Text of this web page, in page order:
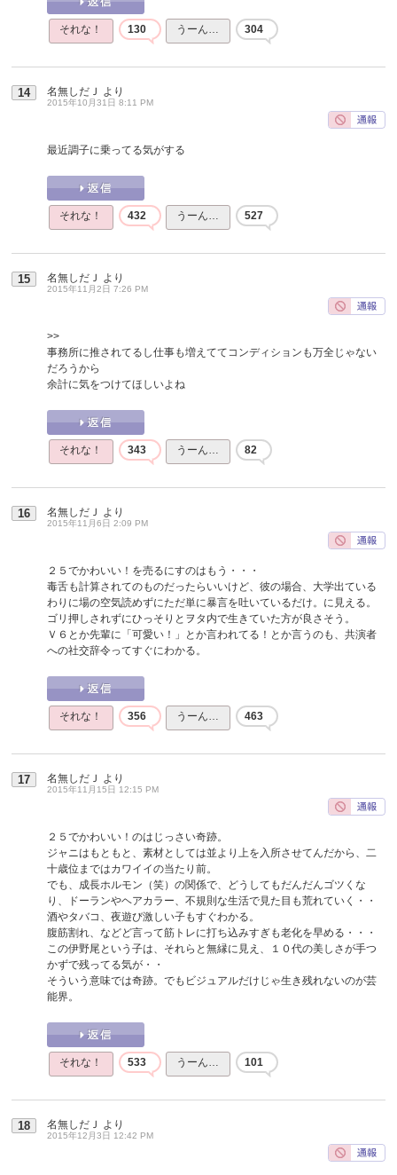
それな！ 130 うーん… 304
14 名無しだＪ より
2015年10月31日 8:11 PM
最近調子に乗ってる気がする
それな！ 432 うーん… 527
15 名無しだＪ より
2015年11月2日 7:26 PM
>>
事務所に推されてるし仕事も増えててコンディションも万全じゃない
だろうから
余計に気をつけてほしいよね
それな！ 343 うーん… 82
16 名無しだＪ より
2015年11月6日 2:09 PM
２５でかわいい！を売るにすのはもう・・・
毒舌も計算されてのものだったらいいけど、彼の場合、大学出ている
わりに場の空気読めずにただ単に暴言を吐いているだけ。に見える。
ゴリ押しされずにひっそりとヲタ内で生きていた方が良さそう。
Ｖ６とか先輩に「可愛い！」とか言われてる！とか言うのも、共演者
への社交辞令ってすぐにわかる。
それな！ 356 うーん… 463
17 名無しだＪ より
2015年11月15日 12:15 PM
２５でかわいい！のはじっさい奇跡。
ジャニはもともと、素材としては並より上を入所させてんだから、二
十歳位まではカワイイの当たり前。
でも、成長ホルモン（笑）の関係で、どうしてもだんだんゴツくな
り、ドーランやヘアカラー、不規則な生活で見た目も荒れていく・・
酒やタバコ、夜遊び激しい子もすぐわかる。
腹筋割れ、などど言って筋トレに打ち込みすぎも老化を早める・・・
この伊野尾という子は、それらと無縁に見え、１０代の美しさが手つ
かずで残ってる気が・・
そういう意味では奇跡。でもビジュアルだけじゃ生き残れないのが芸
能界。
それな！ 533 うーん… 101
18 名無しだＪ より
2015年12月3日 12:42 PM